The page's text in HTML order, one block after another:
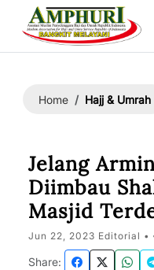
Home Hajj & Umrah
Jelang
Diimbau
Masjid
Jun 22, 2023 Editorial •
Share: